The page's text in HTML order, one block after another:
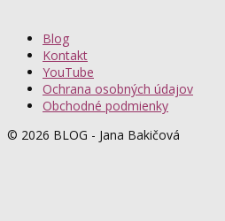
Blog
Kontakt
YouTube
Ochrana osobných údajov
Obchodné podmienky
© 2026 BLOG - Jana Bakičová